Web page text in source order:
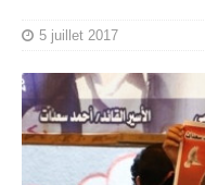
5 juillet 2017